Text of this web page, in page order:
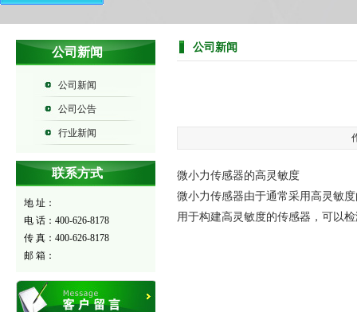
公司新闻
公司新闻
公司公告
行业新闻
联系方式
地 址：
电 话：400-626-8178
传 真：400-626-8178
邮 箱：
公司新闻
微小力传感器的高灵敏度
微小力传感器由于通常采用高灵敏
用于构建高灵敏度的传感器，可以